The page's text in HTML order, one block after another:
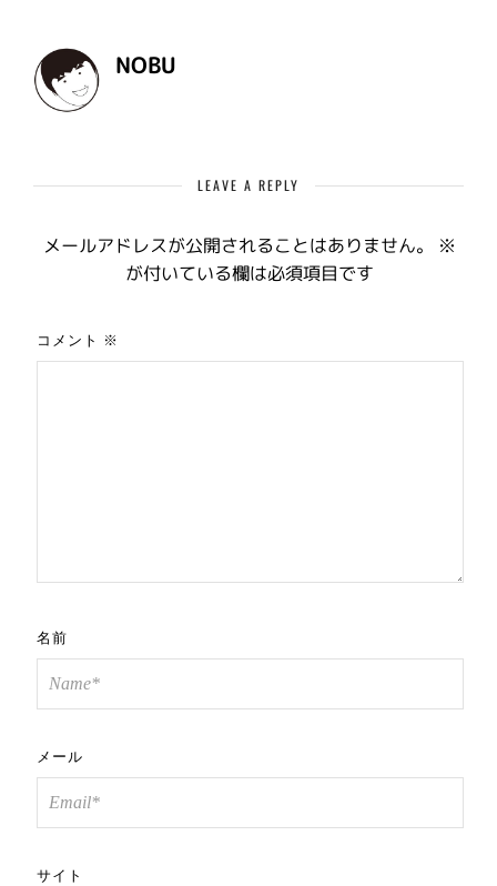
NOBU
LEAVE A REPLY
メールアドレスが公開されることはありません。
※
が付いている欄は必須項目です
コメント ※
名前
メール
サイト